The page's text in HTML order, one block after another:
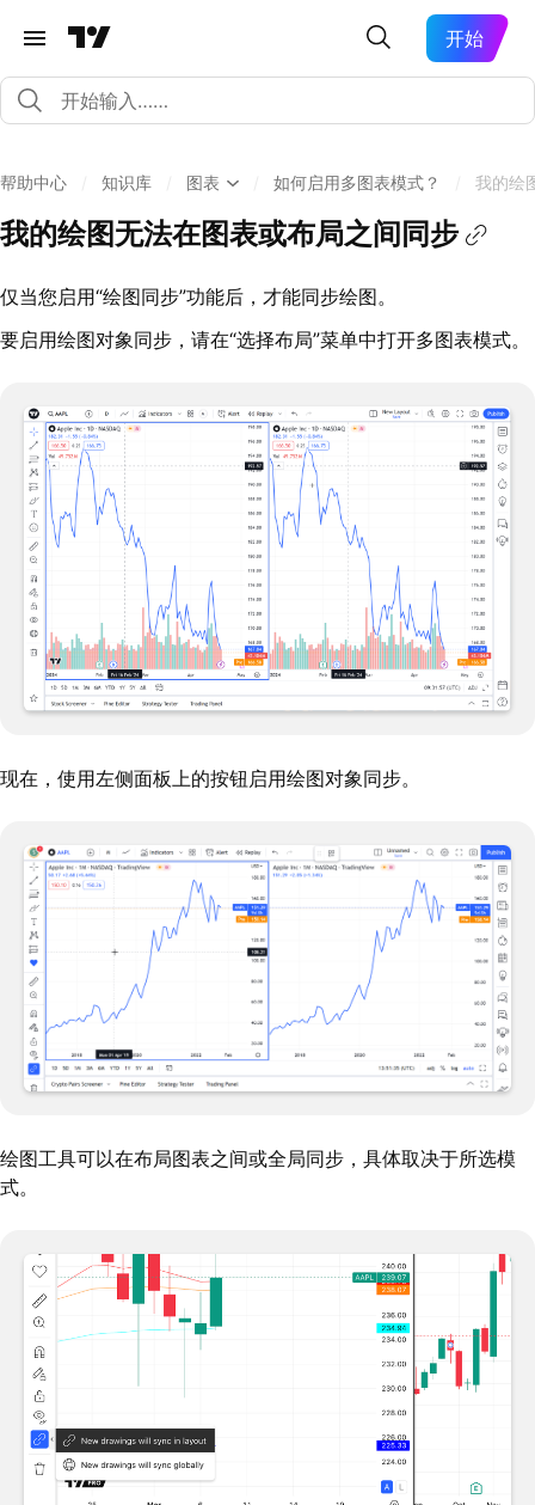
开始
帮助中心 知识库 图表 如何启用多图表模式？ 我的绘
我的绘图无法在图表或布局之间同步
仅当您启用“绘图同步”功能后，才能同步绘图。
要启用绘图对象同步，请在“选择布局”菜单中打开多图表模式。
现在，使用左侧面板上的按钮启用绘图对象同步。
绘图工具可以在布局图表之间或全局同步，具体取决于所选模
式。